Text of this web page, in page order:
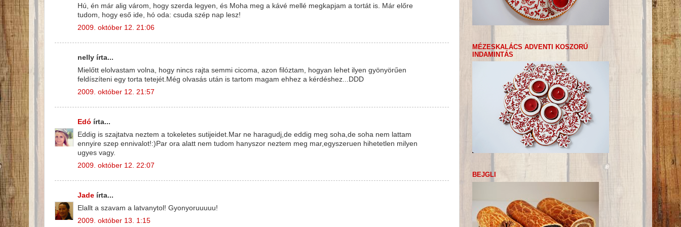
Hú, én már alig várom, hogy szerda legyen, és Moha meg a kávé mellé megkapjam a tortát is. Már előre
tudom, hogy eső ide, hó oda: csuda szép nap lesz!
2009. október 12. 21:06
nelly írta...
Mielőtt elolvastam volna, hogy nincs rajta semmi cicoma, azon filóztam, hogyan lehet ilyen gyönyörűen
feldíszíteni egy torta tetejét.Még olvasás után is tartom magam ehhez a kérdéshez...DDD
2009. október 12. 21:57
Edó írta...
Eddig is szajtatva neztem a tokeletes sutijeidet.Mar ne haragudj,de eddig meg soha,de soha nem lattam
ennyire szep ennivalot!:)Par ora alatt nem tudom hanyszor neztem meg mar,egyszeruen hihetetlen milyen
ugyes vagy.
2009. október 12. 22:07
Jade írta...
Elallt a szavam a latvanytol! Gyonyoruuuuu!
2009. október 13. 1:15
MÉZESKALÁCS ADVENTI KOSZORÚ
INDAMINTÁS
BEJGLI